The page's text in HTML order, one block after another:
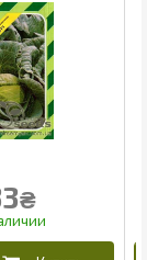
₴